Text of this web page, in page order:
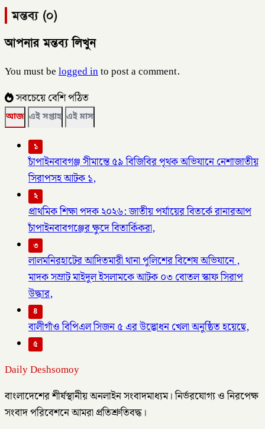
মন্তব্য (০)
আপনার মন্তব্য লিখুন
You must belogged into post a comment.
সবচেয়ে বেশি পঠিত
আজ এই সপ্তাহ এই মাস
১
চাঁপাইনবাবগঞ্জ সীমান্তে ৫৯ বিজিবির পৃথক অভিযানে নেশাজাতীয়
সিরাপসহ আটক ১,
২
প্রাথমিক শিক্ষা পদক ২০২৬: জাতীয় পর্যায়ের বিতর্কে রানারআপ
চাঁপাইনবাবগঞ্জের ক্ষুদে বিতার্কিকরা,
৩
লালমনিরহাটের আদিতমারী থানা পুলিশের বিশেষ অভিযানে ,
মাদক সম্রাট মাইদুল ইসলামকে আটক ০৩ বোতল স্কাফ সিরাপ
উদ্ধার,
৪
বালীগাঁও বিপিএল সিজন ৫ এর উদ্ভোধন খেলা অনুষ্ঠিত হয়েছে,
৫
Daily Deshsomoy
বাংলাদেশের শীর্ষস্থানীয় অনলাইন সংবাদমাধ্যম। নির্ভরযোগ্য ও নিরপেক্ষ
সংবাদ পরিবেশনে আমরা প্রতিশ্রুতিবদ্ধ।